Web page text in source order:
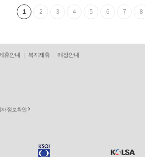
1 2 3 4 5 6 7 8
휴안내 복지제휴 매장안내
자 정보확인